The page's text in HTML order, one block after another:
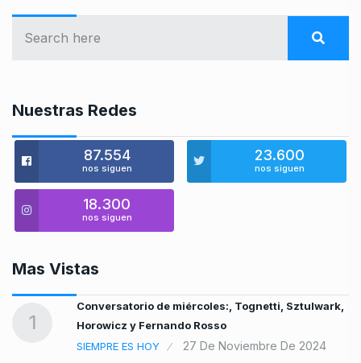
Nuestras Redes
87.554
nos siguen
23.600
nos siguen
18.300
nos siguen
Mas Vistas
1
Conversatorio de miércoles:, Tognetti, Sztulwark,
Horowicz y Fernando Rosso
SIEMPRE ES HOY
27 De Noviembre De 2024